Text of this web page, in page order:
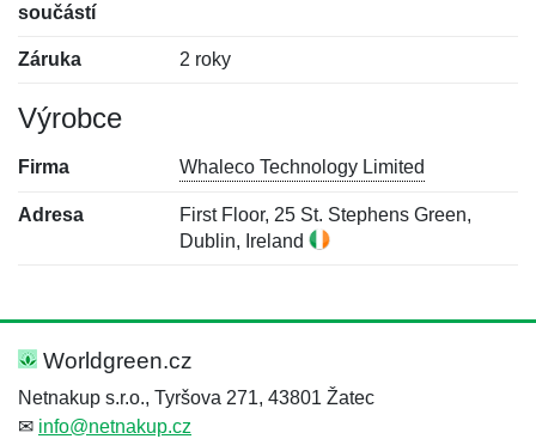
součástí
Záruka 2 roky
Výrobce
Firma Whaleco Technology Limited
Adresa
First Floor, 25 St. Stephens Green,
Dublin, Ireland
Hodnocení:
Jméno:
Worldgreen.cz
Netnakup s.r.o., Tyršova 271, 43801 Žatec
✉ info@netnakup.cz